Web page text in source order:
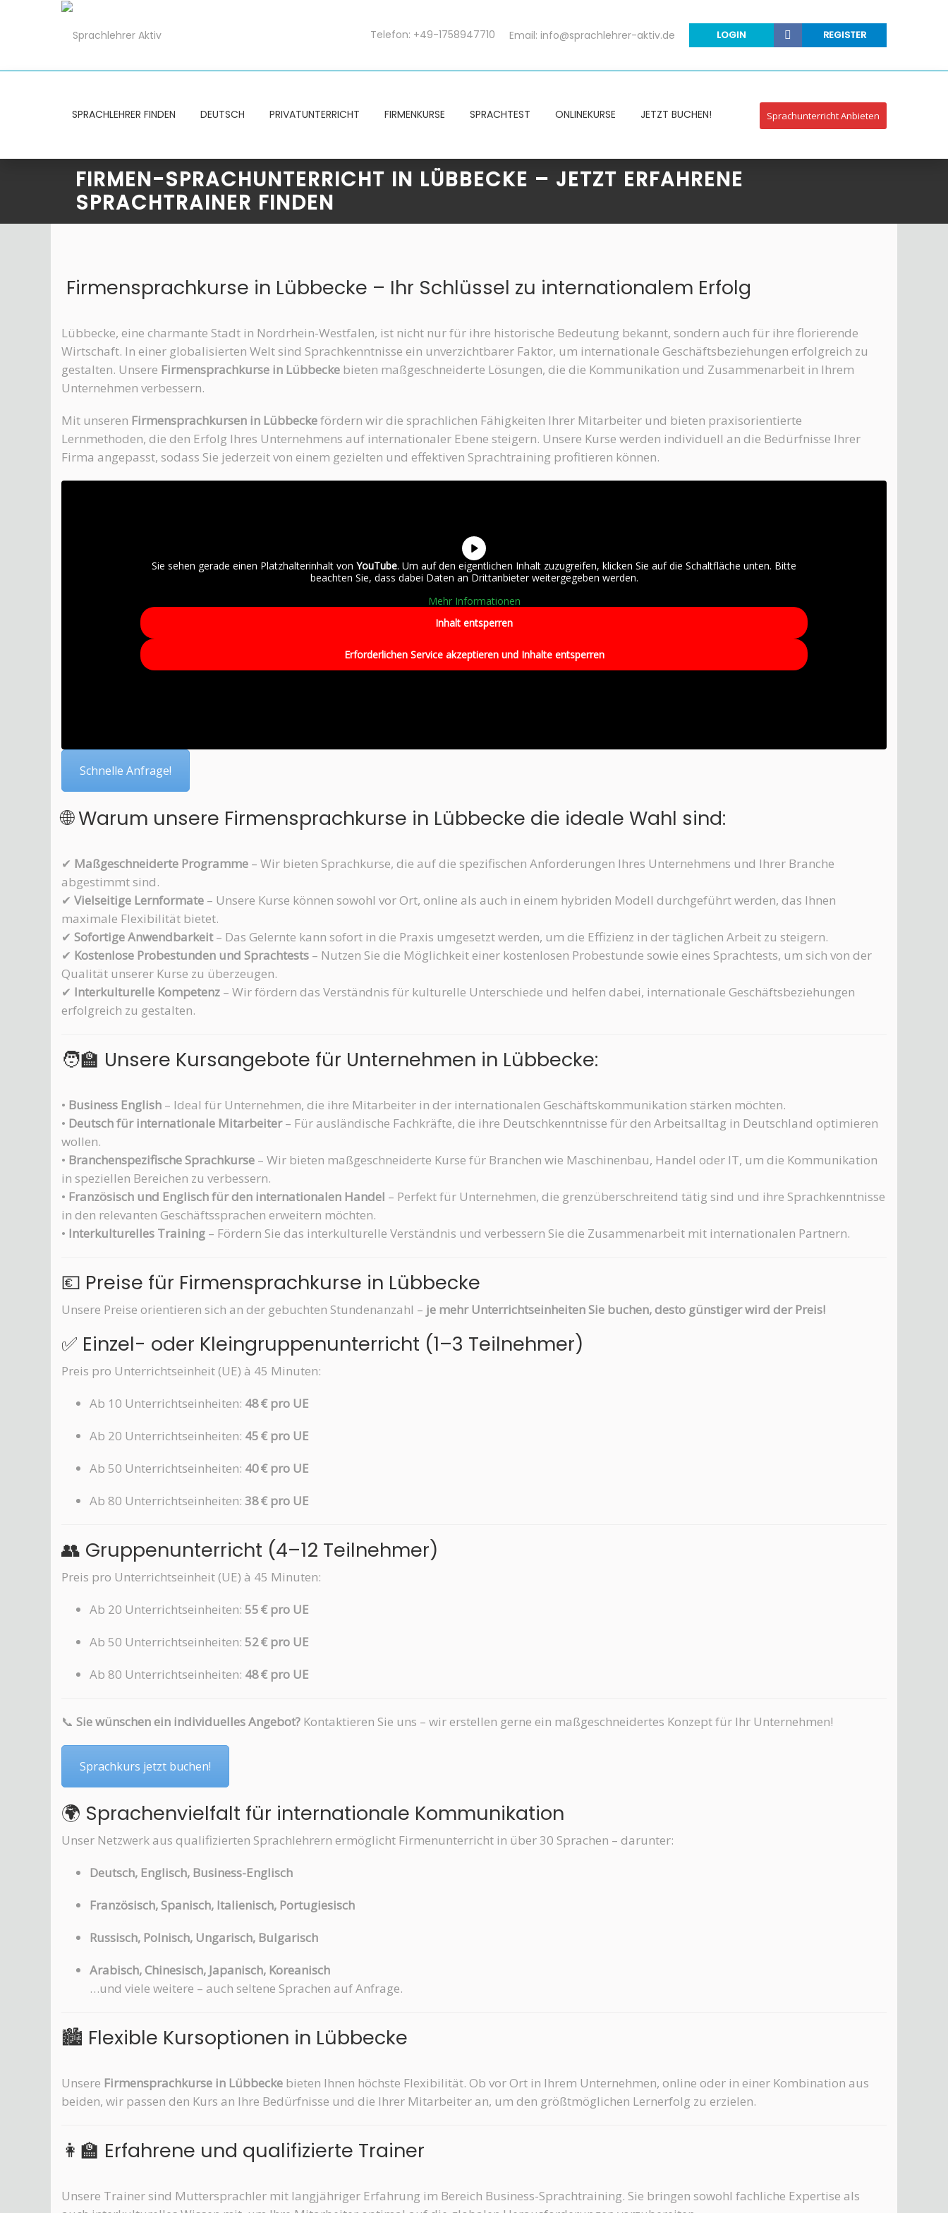
LOGIN REGISTER
Telefon: +49-1758947710 Email: info@sprachlehrer-aktiv.de
SPRACHLEHRER FINDEN DEUTSCH PRIVATUNTERRICHT FIRMENKURSE SPRACHTEST ONLINEKURSE JETZT BUCHEN! Sprachunterricht Anbieten
FIRMEN-SPRACHUNTERRICHT IN LÜBBECKE – JETZT ERFAHRENE
SPRACHTRAINER FINDEN
Firmensprachkurse in Lübbecke – Ihr Schlüssel zu internationalem Erfolg
Lübbecke, eine charmante Stadt in Nordrhein-Westfalen, ist nicht nur für ihre historische Bedeutung bekannt, sondern auch für ihre florierende
Wirtschaft. In einer globalisierten Welt sind Sprachkenntnisse ein unverzichtbarer Faktor, um internationale Geschäftsbeziehungen erfolgreich zu
gestalten. Unsere Firmensprachkurse in Lübbecke bieten maßgeschneiderte Lösungen, die die Kommunikation und Zusammenarbeit in Ihrem
Unternehmen verbessern.
Mit unseren Firmensprachkursen in Lübbeckefördern wir die sprachlichen Fähigkeiten Ihrer Mitarbeiter und bieten praxisorientierte
Lernmethoden, die den Erfolg Ihres Unternehmens auf internationaler Ebene steigern. Unsere Kurse werden individuell an die Bedürfnisse Ihrer
Firma angepasst, sodass Sie jederzeit von einem gezielten und effektiven Sprachtraining profitieren können.
Sie sehen gerade einen Platzhalterinhalt von YouTube. Um auf den eigentlichen Inhalt zuzugreifen, klicken Sie auf die Schaltfläche unten. Bitte
beachten Sie, dass dabei Daten an Drittanbieter weitergegeben werden.
Mehr Informationen
Inhalt entsperren
Erforderlichen Service akzeptieren und Inhalte entsperren
Schnelle Anfrage!
🌐 Warum unsere Firmensprachkurse in Lübbecke die ideale Wahl sind:
✔ Maßgeschneiderte Programme – Wir bieten Sprachkurse, die auf die spezifischen Anforderungen Ihres Unternehmens und Ihrer Branche
abgestimmt sind.
✔ Vielseitige Lernformate – Unsere Kurse können sowohl vor Ort, online als auch in einem hybriden Modell durchgeführt werden, das Ihnen
maximale Flexibilität bietet.
✔ Sofortige Anwendbarkeit– Das Gelernte kann sofort in die Praxis umgesetzt werden, um die Effizienz in der täglichen Arbeit zu steigern.
✔ Kostenlose Probestunden und Sprachtests – Nutzen Sie die Möglichkeit einer kostenlosen Probestunde sowie eines Sprachtests, um sich von der
Qualität unserer Kurse zu überzeugen.
✔ Interkulturelle Kompetenz – Wir fördern das Verständnis für kulturelle Unterschiede und helfen dabei, internationale Geschäftsbeziehungen
erfolgreich zu gestalten.
🧑‍🏫 Unsere Kursangebote für Unternehmen in Lübbecke:
• Business English – Ideal für Unternehmen, die ihre Mitarbeiter in der internationalen Geschäftskommunikation stärken möchten.
• Deutsch für internationale Mitarbeiter– Für ausländische Fachkräfte, die ihre Deutschkenntnisse für den Arbeitsalltag in Deutschland optimieren
wollen.
• Branchenspezifische Sprachkurse – Wir bieten maßgeschneiderte Kurse für Branchen wie Maschinenbau, Handel oder IT, um die Kommunikation
in speziellen Bereichen zu verbessern.
• Französisch und Englisch für den internationalen Handel – Perfekt für Unternehmen, die grenzüberschreitend tätig sind und ihre Sprachkenntnisse
in den relevanten Geschäftssprachen erweitern möchten.
• Interkulturelles Training – Fördern Sie das interkulturelle Verständnis und verbessern Sie die Zusammenarbeit mit internationalen Partnern.
💶 Preise für Firmensprachkurse in Lübbecke
Unsere Preise orientieren sich an der gebuchten Stundenanzahl – je mehr Unterrichtseinheiten Sie buchen, desto günstiger wird der Preis!
✅ Einzel- oder Kleingruppenunterricht (1–3 Teilnehmer)
Preis pro Unterrichtseinheit (UE) à 45 Minuten:
Ab 10 Unterrichtseinheiten: 48 € pro UE
Ab 20 Unterrichtseinheiten: 45 € pro UE
Ab 50 Unterrichtseinheiten: 40 € pro UE
Ab 80 Unterrichtseinheiten: 38 € pro UE
👥 Gruppenunterricht (4–12 Teilnehmer)
Preis pro Unterrichtseinheit (UE) à 45 Minuten:
Ab 20 Unterrichtseinheiten: 55 € pro UE
Ab 50 Unterrichtseinheiten: 52 € pro UE
Ab 80 Unterrichtseinheiten: 48 € pro UE
📞 Sie wünschen ein individuelles Angebot? Kontaktieren Sie uns – wir erstellen gerne ein maßgeschneidertes Konzept für Ihr Unternehmen!
Sprachkurs jetzt buchen!
🌍 Sprachenvielfalt für internationale Kommunikation
Unser Netzwerk aus qualifizierten Sprachlehrern ermöglicht Firmenunterricht in über 30 Sprachen – darunter:
Deutsch, Englisch, Business-Englisch
Französisch, Spanisch, Italienisch, Portugiesisch
Russisch, Polnisch, Ungarisch, Bulgarisch
Arabisch, Chinesisch, Japanisch, Koreanisch
…und viele weitere – auch seltene Sprachen auf Anfrage.
🏙️ Flexible Kursoptionen in Lübbecke
Unsere Firmensprachkurse in Lübbecke bieten Ihnen höchste Flexibilität. Ob vor Ort in Ihrem Unternehmen, online oder in einer Kombination aus
beiden, wir passen den Kurs an Ihre Bedürfnisse und die Ihrer Mitarbeiter an, um den größtmöglichen Lernerfolg zu erzielen.
👩‍🏫 Erfahrene und qualifizierte Trainer
Unsere Trainer sind Muttersprachler mit langjähriger Erfahrung im Bereich Business-Sprachtraining. Sie bringen sowohl fachliche Expertise als